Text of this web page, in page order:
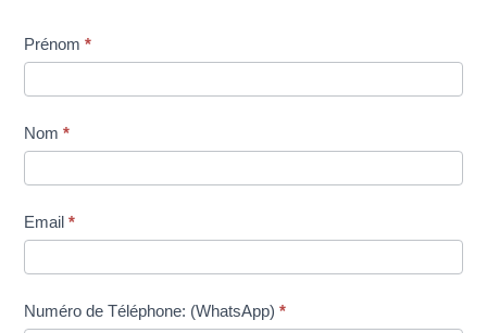
Inscription
dans
une
Prénom*
Nom*
Email*
Numéro de Téléphone: (WhatsApp)*